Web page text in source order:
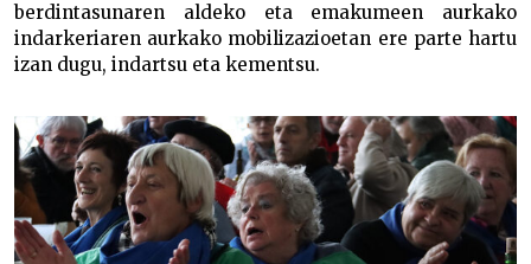
berdintasunaren aldeko eta emakumeen aurkako
indarkeriaren aurkako mobilizazioetan ere parte hartu
izan dugu, indartsu eta kementsu.